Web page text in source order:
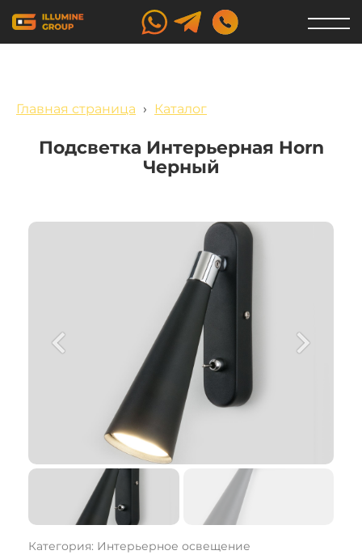
Главная страница › Каталог
Подсветка Интерьерная Horn
Черный
Категория: Интерьерное освещение